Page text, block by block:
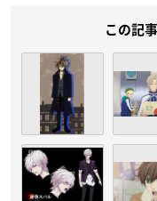
この記